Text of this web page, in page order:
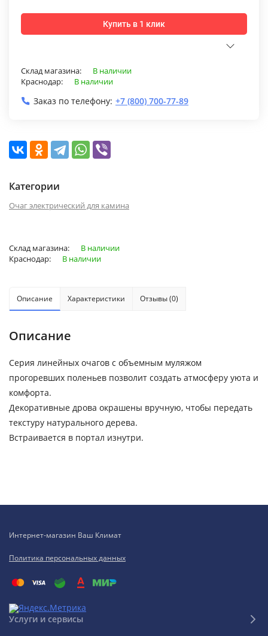
Купить в 1 клик
Склад магазина:
В наличии
Краснодар:
В наличии
Заказ по телефону: +7 (800) 700-77-89
Категории
Очаг электрический для камина
Склад магазина:
В наличии
Краснодар:
В наличии
Описание Характеристики Отзывы (0)
Описание
Серия линейных очагов с объемным муляжом
прогоревших поленьев позволит создать атмосферу уюта и
комфорта.
Декоративные дрова окрашены вручную, чтобы передать
текстуру натурального дерева.
Встраивается в портал изнутри.
Интернет-магазин Ваш Климат
Политика персональных данных
Услуги и сервисы